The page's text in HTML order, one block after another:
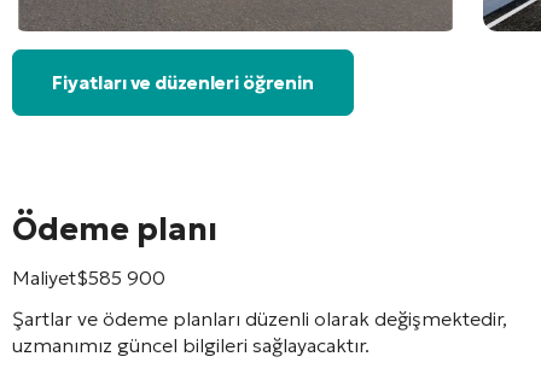
Fiyatları ve düzenleri öğrenin
Ödeme planı
Maliyet$585 900
Şartlar ve ödeme planları düzenli olarak değişmektedir,
uzmanımız güncel bilgileri sağlayacaktır.